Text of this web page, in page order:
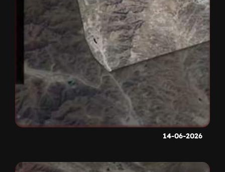
14-06-2026